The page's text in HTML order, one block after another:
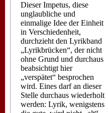
Dieser Impetus, diese
unglaubliche und
einmalige Idee der Einheit
in Verschiedenheit,
durchzieht den Lyrikband
„Lyrikbrücken“, der nicht
ohne Grund und durchaus
beabsichtigt hier
„verspätet“ besprochen
wird. Eines darf an dieser
Stelle durchaus wiederholt
werden: Lyrik, wenigstens